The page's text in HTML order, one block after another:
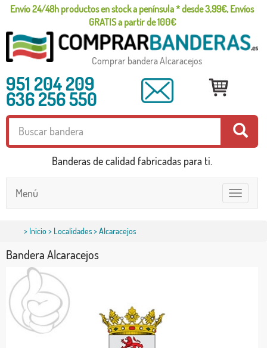
Envío 24/48h productos en stock a península * desde 3,99€, Envíos
GRATIS a partir de 100€
Comprar bandera Alcaracejos
951 204 209
636 256 550
Banderas de calidad fabricadas para ti.
Toggle
navigation
Menú
> Inicio> Localidades> Alcaracejos
Bandera Alcaracejos